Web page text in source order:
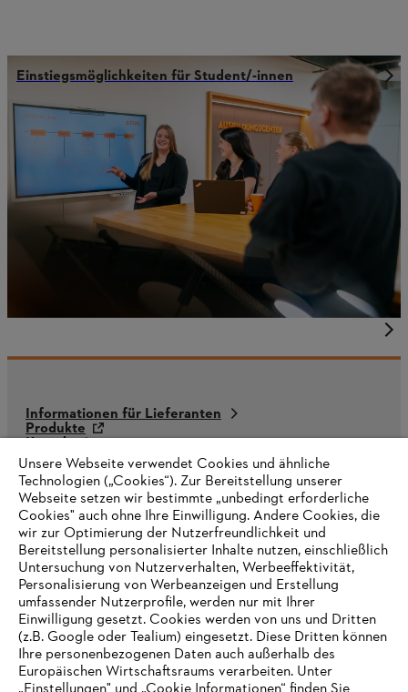
Einstiegsmöglichkeiten für Student/-innen
Informationen für Lieferanten
Produkte
Kontakt
Karriere
Hinweisgebersystem
Unsere Webseite verwendet Cookies und ähnliche
Technologien („Cookies“). Zur Bereitstellung unserer
Webseite setzen wir bestimmte „unbedingt erforderliche
Cookies" auch ohne Ihre Einwilligung. Andere Cookies, die
wir zur Optimierung der Nutzerfreundlichkeit und
Bereitstellung personalisierter Inhalte nutzen, einschließlich
Untersuchung von Nutzerverhalten, Werbeeffektivität,
Personalisierung von Werbeanzeigen und Erstellung
umfassender Nutzerprofile, werden nur mit Ihrer
Einwilligung gesetzt. Cookies werden von uns und Dritten
(z.B. Google oder Tealium) eingesetzt. Diese Dritten können
Ihre personenbezogenen Daten auch außerhalb des
Europäischen Wirtschaftsraums verarbeiten. Unter